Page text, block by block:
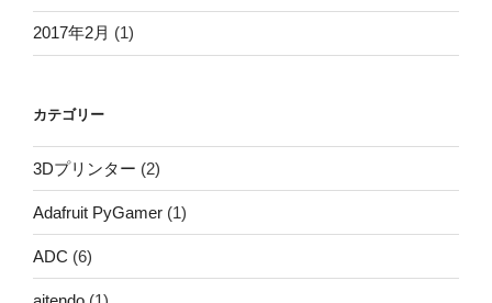
2017年2月 (1)
カテゴリー
3Dプリンター (2)
Adafruit PyGamer (1)
ADC (6)